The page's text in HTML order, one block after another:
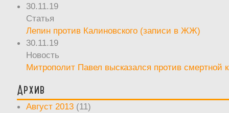
30.11.19
Статья
Лепин против Калиновского (записи в ЖЖ)
30.11.19
Новость
Митрополит Павел высказался против смертной
Архив
Август 2013 (11)